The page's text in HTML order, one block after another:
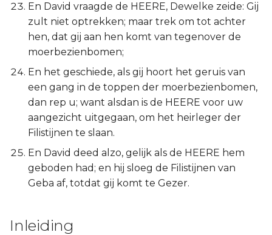
En David vraagde de HEERE, Dewelke zeide: Gij
zult niet optrekken; maar trek om tot achter
hen, dat gij aan hen komt van tegenover de
moerbezienbomen;
En het geschiede, als gij hoort het geruis van
een gang in de toppen der moerbezienbomen,
dan rep u; want alsdan is de HEERE voor uw
aangezicht uitgegaan, om het heirleger der
Filistijnen te slaan.
En David deed alzo, gelijk als de HEERE hem
geboden had; en hij sloeg de Filistijnen van
Geba af, totdat gij komt te Gezer.
Inleiding